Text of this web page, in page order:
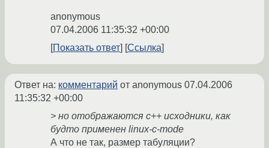
anonymous
07.04.2006 11:35:32 +00:00
Показать ответ
Ссылка
Ответ на: комментарий от anonymous 07.04.2006
11:35:32 +00:00
> но отображаются c++ исходники, как
будто применен linux-c-mode
А что не так, размер табуляции?